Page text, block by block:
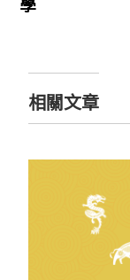
相關文章